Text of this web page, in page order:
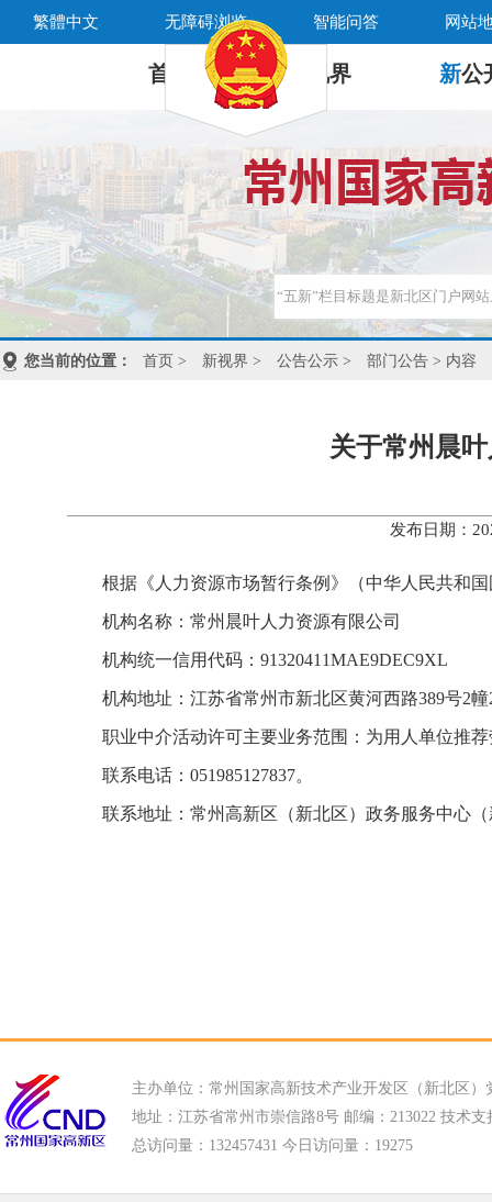
繁體中文 无障碍浏览 智能问答 网站
首 页 新 视界 新公
您当前的位置： 首页 > 新视界 > 公告公示 > 部门公告 > 内容
关于常州晨
发布日期：
根据《人力资源市场暂行条例》（中华人民共和
机构名称：常州晨叶人力资源有限公司
机构统一信用代码：91320411MAE9DEC9XL
机构地址：江苏省常州市新北区黄河西路389号2幢
职业中介活动许可主要业务范围：为用人单位推
联系电话：051985127837。
联系地址：常州高新区（新北区）政务服务中心
主办单位：常州国家高新技术产业开发区（新北区）
地址：江苏省常州市崇信路8号 邮编：213022 技术支
总访问量： 132457431 今日访问量： 19275